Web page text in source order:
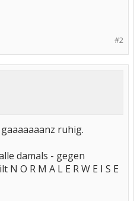
#2
ruhig.
damals - gegen
O R M A L E R W E I S E